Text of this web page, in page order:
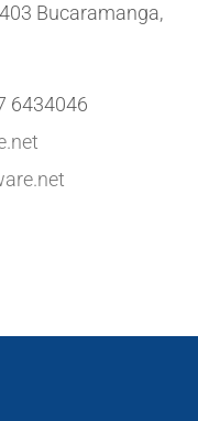
Bucaramanga,
6434046